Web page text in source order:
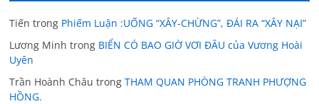
Tiến trong Phiếm Luận :UỐNG “XÂY-CHỪNG”, ĐÁI RA “XÂY NẠI”
Lương Minh trong BIỂN CÓ BAO GIỜ VƠI ĐÂU của Vương Hoài
Uyên
Trần Hoành Châu trongTHAM QUAN PHÒNG TRANH PHƯỢNG
HỒNG.